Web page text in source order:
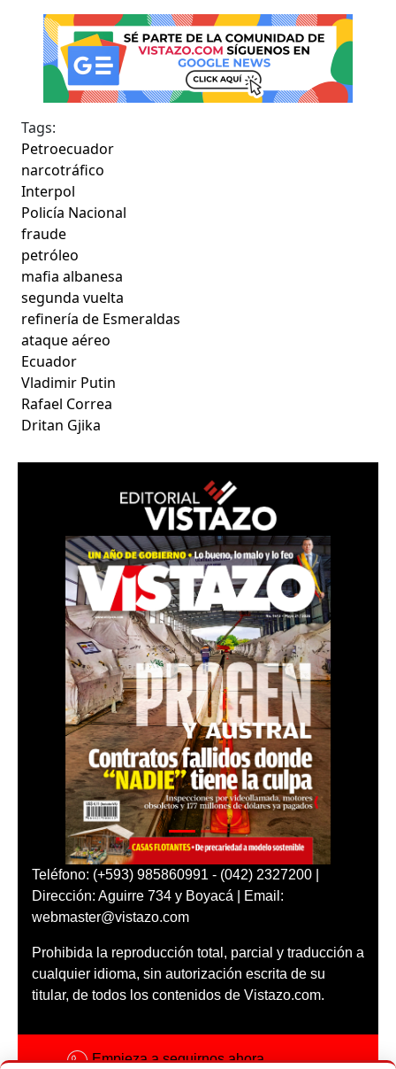
Tags:
Petroecuador
narcotráfico
Interpol
Policía Nacional
fraude
petróleo
mafia albanesa
segunda vuelta
refinería de Esmeraldas
ataque aéreo
Ecuador
Vladimir Putin
Rafael Correa
Dritan Gjika
Teléfono: (+593) 985860991 - (042) 2327200 |
Dirección: Aguirre 734 y Boyacá | Email:
webmaster@vistazo.com
Prohibida la reproducción total, parcial y traducción a
cualquier idioma, sin autorización escrita de su
titular, de todos los contenidos de Vistazo.com.
Empieza a seguirnos ahora